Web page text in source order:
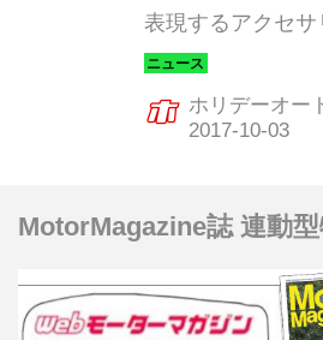
表現するアクセ
ージ商品「スポル
ケージ」を設定し
ホリデーオー
MotorMagazine誌 連動